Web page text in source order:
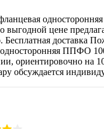
выгодной цене
доставка
односторонняя ППФО
ориентировочно на
обсуждается